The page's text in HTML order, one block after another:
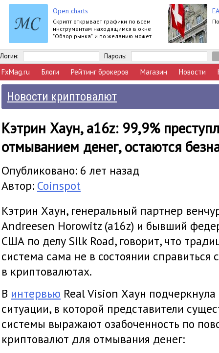
Open charts
Скрипт открывает графики по всем
инструментам находящимся в окне
"Обзор рынка" и по желанию может
шаблон.
Логин: Пароль:
FxMag.ru Блоги Рейтинг брокеров Магазин Новости
Новости криптовалют
Кэтрин Хаун, a16z: 99,9%
отмыванием денег, остаются
Опубликовано: 6 лет назад
Автор: Coinspot
Кэтрин Хаун, генеральный партнер
Andreesen Horowitz (a16z) и бывший
США по делу Silk Road, говорит, что
система сама не в состоянии справиться
в криптовалютах.
В интервью Real Vision Хаун подчеркнула
ситуации, в которой представители
системы выражают озабоченность по
криптовалют для отмывания денег: